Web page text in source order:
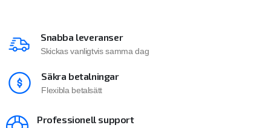
Snabba leveranser
Skickas vanligtvis samma dag
Säkra betalningar
Flexibla betalsätt
Professionell support